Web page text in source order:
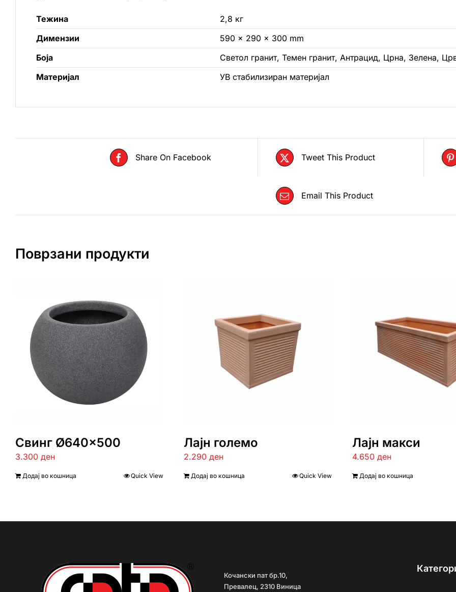
Тежина
2,8 кг
Димензии
590 × 290 × 300 mm
Боја
Светол гранит, Темен гранит, Антрацид, Црна, Зелена,
Материјал
УВ стабилизиран материјал
Share On Facebook Tweet This Product
Email This Product
Поврзани продукти
Свинг Ø640×500
3.300 ден
Додај во кошница Quick View
Лајн големо
2.290 ден
Додај во кошница Quick View
Лајн макси
4.650 ден
Додај во кошница
Кочански пат бр.10,
Превалец, 2310 Виница